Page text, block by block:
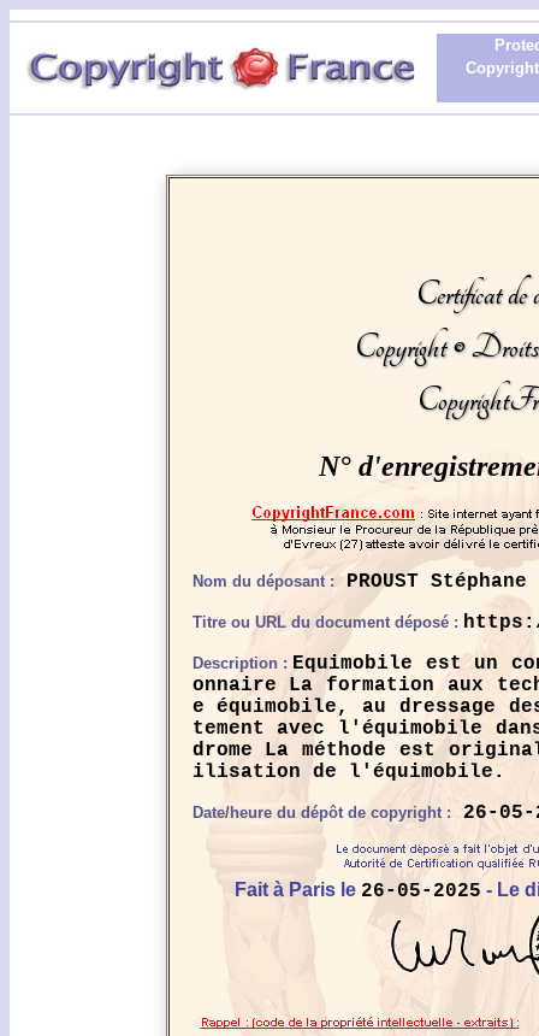
Certificat de
Copyright ©
N°
Nom du déposant :PROUST
Titre ou URL du document déposé :
Description : Equimobile est un
onnaire La formation aux
e équimobile, au dressage
tement avec l'équimobile
drome La méthode est
ilisation de l'équimobile.
Date/heure du dépôt de copyright : 26-05-
Fait à Paris le 26-05-2025 - Le